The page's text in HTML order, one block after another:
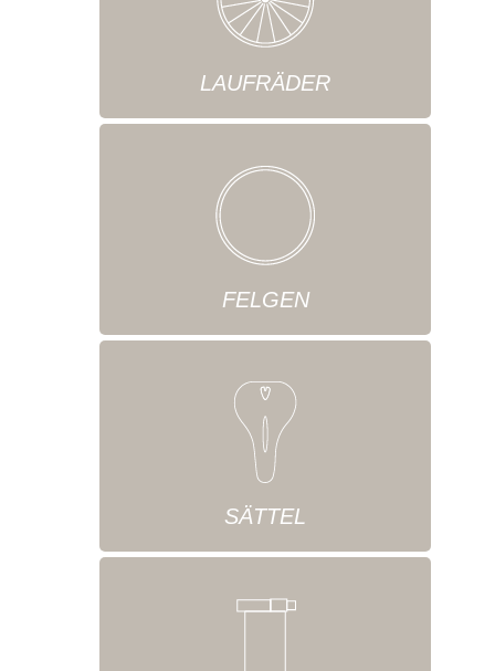
LAUFRÄDER
FELGEN
SÄTTEL